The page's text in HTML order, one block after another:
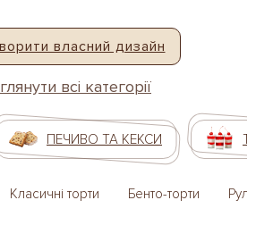
власний дизайн
всі категорії
Класичні торти Бенто-торти
ПЕЧИВО ТА КЕКСИ